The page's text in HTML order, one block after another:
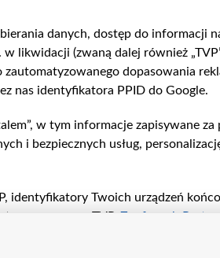
danych, dostęp do informacji
likwidacji (zwaną dalej również
dopasowania
nas identyfikatora PPID do Google.
w tym informacje zapisywane
i bezpiecznych usług,
identyfikatory Twoich urządzeń
przez TVP, Zaufanych
lub dostęp do nich, wyboru
wyboru spersonalizowanych